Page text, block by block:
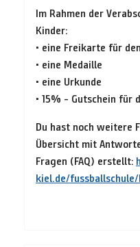
Im Rahmen der
Kinder:
• eine Freikarte für
• eine Medaille
• eine Urkunde
• 15% - Gutschein für
Du hast noch weitere
Übersicht mit
Fragen (FAQ) erstellt:
kiel.de/